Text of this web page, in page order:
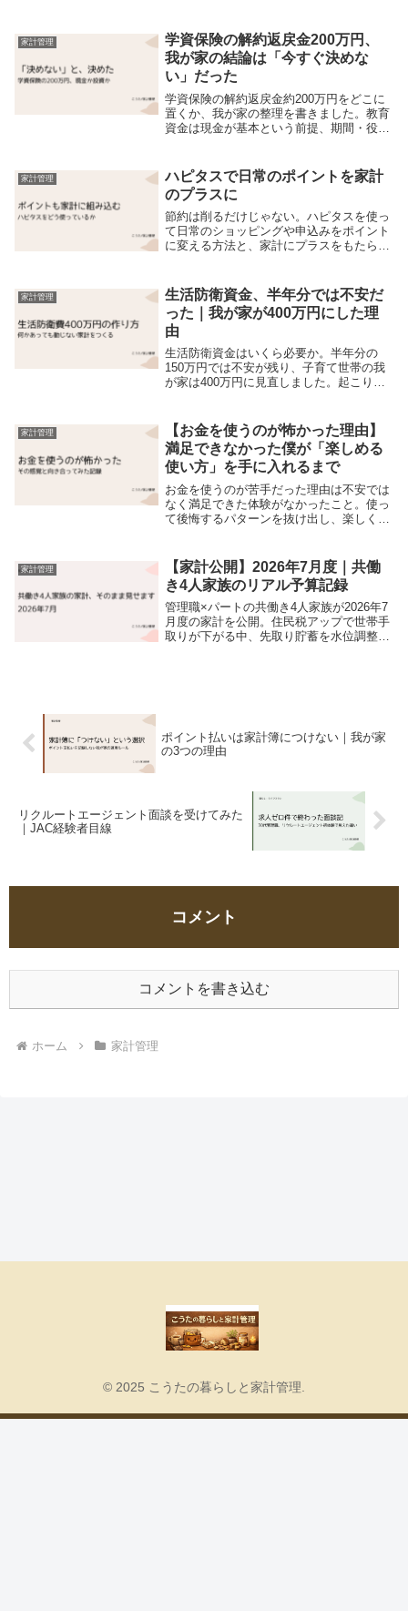
家計管理
学資保険の解約返戻金200万円、
我が家の結論は「今すぐ決めな
い」だった
学資保険の解約返戻金約200万円をどこに
置くか、我が家の整理を書きました。教育
資金は現金が基本という前提、期間・役
記録です。
家計管理
ハピタスで日常のポイントを家計
のプラスに
節約は削るだけじゃない。ハピタスを使っ
て日常のショッピングや申込みをポイント
に変える方法と、家計にプラスをもたらす
家計管理
生活防衛資金、半年分では不安だ
った｜我が家が400万円にした理
由
生活防衛資金はいくら必要か。半年分の
150万円では不安が残り、子育て世帯の我
が家は400万円に見直しました。起こりう
家計管理
【お金を使うのが怖かった理由】
満足できなかった僕が「楽しめる
使い方」を手に入れるまで
お金を使うのが苦手だった理由は不安では
なく満足できた体験がなかったこと。使っ
て後悔するパターンを抜け出し、楽しくお
家計管理
【家計公開】2026年7月度｜共働
き4人家族のリアル予算記録
管理職×パートの共働き4人家族が2026年7
月度の家計を公開。住民税アップで世帯手
取りが下がる中、先取り貯蓄を水位調整し
ポイント払いは家計簿につけない｜我が家
の3つの理由
リクルートエージェント面談を受けてみた
｜JAC経験者目線
コメント
コメントを書き込む
ホーム 家計管理
© 2025 こうたの暮らしと家計管理.